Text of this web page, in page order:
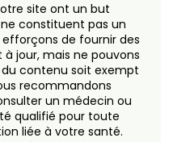
site ont un but
constituent pas un
de fournir des
jour, mais ne pouvons
contenu soit exempt
recommandons
un médecin ou
qualifié pour toute
liée à votre santé.